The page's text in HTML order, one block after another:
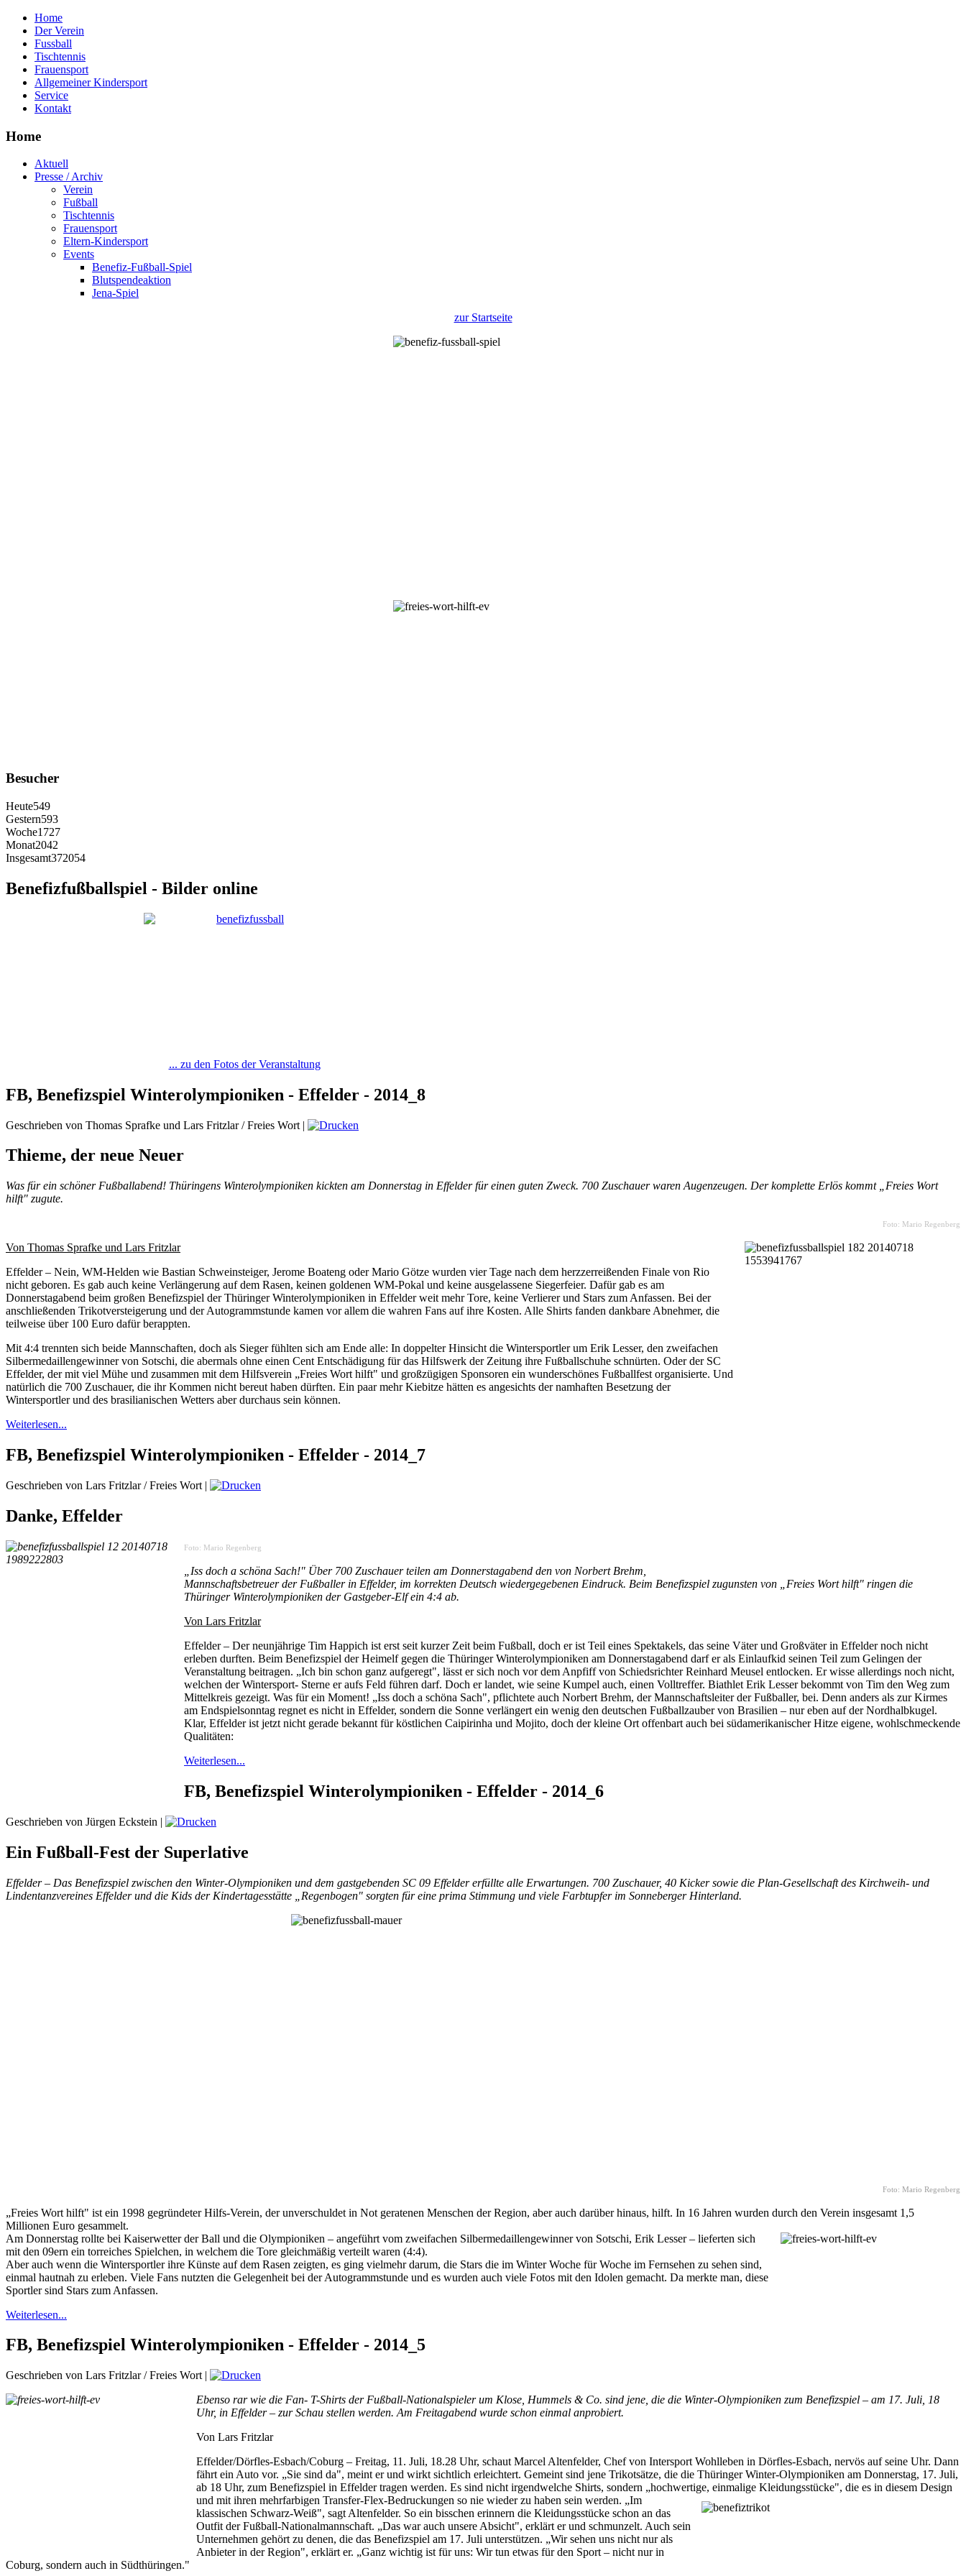
Home
Der Verein
Fussball
Tischtennis
Frauensport
Allgemeiner Kindersport
Service
Kontakt
Home
Aktuell
Presse / Archiv
Verein
Fußball
Tischtennis
Frauensport
Eltern-Kindersport
Events
Benefiz-Fußball-Spiel
Blutspendeaktion
Jena-Spiel
zur Startseite
Besucher
Heute549
Gestern593
Woche1727
Monat2042
Insgesamt372054
Benefizfußballspiel - Bilder online
... zu den Fotos der Veranstaltung
FB, Benefizspiel Winterolympioniken - Effelder - 2014_8
Geschrieben von Thomas Sprafke und Lars Fritzlar / Freies Wort |
Thieme, der neue Neuer
Was für ein schöner Fußballabend! Thüringens Winterolympioniken kickten am Donnerstag in Effelder für einen guten Zweck. 700 Zuschauer waren Augenzeugen. Der komplette Erlös kommt „Freies Wort
hilft" zugute.
Foto: Mario Regenberg
Von Thomas Sprafke und Lars Fritzlar
Effelder – Nein, WM-Helden wie Bastian Schweinsteiger, Jerome Boateng oder Mario Götze wurden vier Tage nach dem herzzerreißenden Finale von Rio
nicht geboren. Es gab auch keine Verlängerung auf dem Rasen, keinen goldenen WM-Pokal und keine ausgelassene Siegerfeier. Dafür gab es am
Donnerstagabend beim großen Benefizspiel der Thüringer Winterolympioniken in Effelder weit mehr Tore, keine Verlierer und Stars zum Anfassen. Bei der
anschließenden Trikotversteigerung und der Autogrammstunde kamen vor allem die wahren Fans auf ihre Kosten. Alle Shirts fanden dankbare Abnehmer, die
teilweise über 100 Euro dafür berappten.
Mit 4:4 trennten sich beide Mannschaften, doch als Sieger fühlten sich am Ende alle: In doppelter Hinsicht die Wintersportler um Erik Lesser, den zweifachen
Silbermedaillengewinner von Sotschi, die abermals ohne einen Cent Entschädigung für das Hilfswerk der Zeitung ihre Fußballschuhe schnürten. Oder der SC
Effelder, der mit viel Mühe und zusammen mit dem Hilfsverein „Freies Wort hilft" und großzügigen Sponsoren ein wunderschönes Fußballfest organisierte. Und
natürlich die 700 Zuschauer, die ihr Kommen nicht bereut haben dürften. Ein paar mehr Kiebitze hätten es angesichts der namhaften Besetzung der
Wintersportler und des brasilianischen Wetters aber durchaus sein können.
Weiterlesen...
FB, Benefizspiel Winterolympioniken - Effelder - 2014_7
Geschrieben von Lars Fritzlar / Freies Wort |
Danke, Effelder
Foto: Mario Regenberg
„Iss doch a schöna Sach!" Über 700 Zuschauer teilen am Donnerstagabend den von Norbert Brehm,
Mannschaftsbetreuer der Fußballer in Effelder, im korrekten Deutsch wiedergegebenen Eindruck. Beim Benefizspiel zugunsten von „Freies Wort hilft" ringen die
Thüringer Winterolympioniken der Gastgeber-Elf ein 4:4 ab.
Von Lars Fritzlar
Effelder – Der neunjährige Tim Happich ist erst seit kurzer Zeit beim Fußball, doch er ist Teil eines Spektakels, das seine Väter und Großväter in Effelder noch nicht
erleben durften. Beim Benefizspiel der Heimelf gegen die Thüringer Winterolympioniken am Donnerstagabend darf er als Einlaufkid seinen Teil zum Gelingen der
Veranstaltung beitragen. „Ich bin schon ganz aufgeregt", lässt er sich noch vor dem Anpfiff von Schiedsrichter Reinhard Meusel entlocken. Er wisse allerdings noch nicht,
welchen der Wintersport- Sterne er aufs Feld führen darf. Doch er landet, wie seine Kumpel auch, einen Volltreffer. Biathlet Erik Lesser bekommt von Tim den Weg zum
Mittelkreis gezeigt. Was für ein Moment! „Iss doch a schöna Sach", pflichtete auch Norbert Brehm, der Mannschaftsleiter der Fußballer, bei. Denn anders als zur Kirmes
am Endspielsonntag regnet es nicht in Effelder, sondern die Sonne verlängert ein wenig den deutschen Fußballzauber von Brasilien – nur eben auf der Nordhalbkugel.
Klar, Effelder ist jetzt nicht gerade bekannt für köstlichen Caipirinha und Mojito, doch der kleine Ort offenbart auch bei südamerikanischer Hitze eigene, wohlschmeckende
Qualitäten:
Weiterlesen...
FB, Benefizspiel Winterolympioniken - Effelder - 2014_6
Geschrieben von Jürgen Eckstein |
Ein Fußball-Fest der Superlative
Effelder – Das Benefizspiel zwischen den Winter-Olympioniken und dem gastgebenden SC 09 Effelder erfüllte alle Erwartungen. 700 Zuschauer, 40 Kicker sowie die Plan-Gesellschaft des Kirchweih- und
Lindentanzvereines Effelder und die Kids der Kindertagesstätte „Regenbogen" sorgten für eine prima Stimmung und viele Farbtupfer im Sonneberger Hinterland.
Foto: Mario Regenberg
„Freies Wort hilft" ist ein 1998 gegründeter Hilfs-Verein, der unverschuldet in Not geratenen Menschen der Region, aber auch darüber hinaus, hilft. In 16 Jahren wurden durch den Verein insgesamt 1,5
Millionen Euro gesammelt.
Am Donnerstag rollte bei Kaiserwetter der Ball und die Olympioniken – angeführt vom zweifachen Silbermedaillengewinner von Sotschi, Erik Lesser – lieferten sich
mit den 09ern ein torreiches Spielchen, in welchem die Tore gleichmäßig verteilt waren (4:4).
Aber auch wenn die Wintersportler ihre Künste auf dem Rasen zeigten, es ging vielmehr darum, die Stars die im Winter Woche für Woche im Fernsehen zu sehen sind,
einmal hautnah zu erleben. Viele Fans nutzten die Gelegenheit bei der Autogrammstunde und es wurden auch viele Fotos mit den Idolen gemacht. Da merkte man, diese
Sportler sind Stars zum Anfassen.
Weiterlesen...
FB, Benefizspiel Winterolympioniken - Effelder - 2014_5
Geschrieben von Lars Fritzlar / Freies Wort |
Ebenso rar wie die Fan- T-Shirts der Fußball-Nationalspieler um Klose, Hummels & Co. sind jene, die die Winter-Olympioniken zum Benefizspiel – am 17. Juli, 18
Uhr, in Effelder – zur Schau stellen werden. Am Freitagabend wurde schon einmal anprobiert.
Von Lars Fritzlar
Effelder/Dörfles-Esbach/Coburg – Freitag, 11. Juli, 18.28 Uhr, schaut Marcel Altenfelder, Chef von Intersport Wohlleben in Dörfles-Esbach, nervös auf seine Uhr. Dann
fährt ein Auto vor. „Sie sind da", meint er und wirkt sichtlich erleichtert. Gemeint sind jene Trikotsätze, die die Thüringer Winter-Olympioniken am Donnerstag, 17. Juli,
ab 18 Uhr, zum Benefizspiel in Effelder tragen werden. Es sind nicht irgendwelche Shirts, sondern „hochwertige, einmalige Kleidungsstücke", die es in diesem Design
und mit ihren mehrfarbigen Transfer-Flex-Bedruckungen so nie wieder zu haben sein werden. „Im
klassischen Schwarz-Weiß", sagt Altenfelder. So ein bisschen erinnern die Kleidungsstücke schon an das
Outfit der Fußball-Nationalmannschaft. „Das war auch unsere Absicht", erklärt er und schmunzelt. Auch sein
Unternehmen gehört zu denen, die das Benefizspiel am 17. Juli unterstützen. „Wir sehen uns nicht nur als
Anbieter in der Region", erklärt er. „Ganz wichtig ist für uns: Wir tun etwas für den Sport – nicht nur in
Coburg, sondern auch in Südthüringen."